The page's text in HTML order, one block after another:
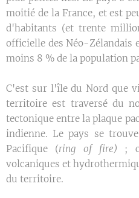
moitié de la France, et est
d'habitants (et trente
officielle des Néo-Zélandais
moins 8 % de la population
C'est sur l'île du Nord que
territoire est traversé du
tectonique entre la plaque
indienne. Le pays se
Pacifique (ring of fire) ;
volcaniques et
du territoire.